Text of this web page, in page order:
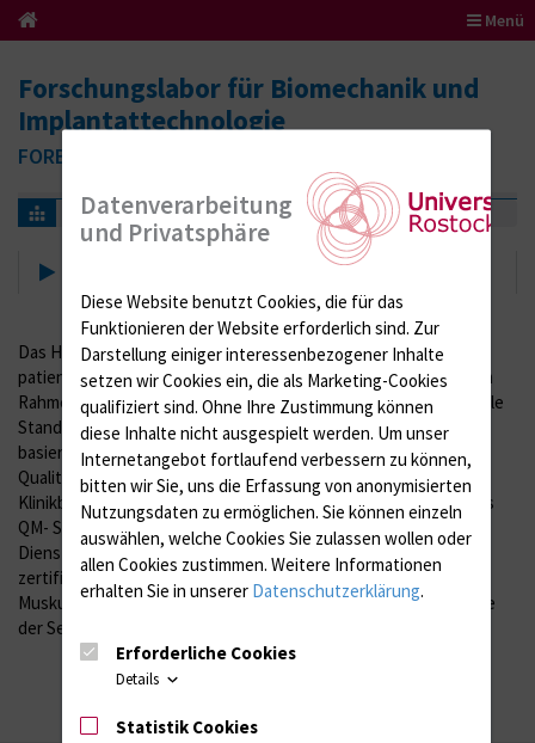
Menü
Forschungslabor für Biomechanik und
Implantattechnologie
FORBIOMIT | Orthopädische Klinik und Poliklinik
Über uns Qualitätsmanagement
Qualitätsmanagement
Das Hauptziel unserer Einrichtung ist die erfolgreiche
patientenorientierte Behandlung zum Wohle jedes Einzelnen im
Rahmen einer umfassenden Therapie. Basis dafür ist der aktuelle
Stand von Wissenschaft und Technik im Sinne der Evidenz
basierten Medizin unter Einhaltung aller erforderlichen
Qualitätskriterien. Speziell ernannte QM- Beauftragte aus allen
Klinikbereichen arbeiten kontinuierlich an der Verbesserung des
QM- Systems, um Patienten und Kunden mit einer fehlerfreien
Dienstleistung zu beliefern. Zudem ist das FORBIOMIT eine
zertifizierte Einrichtung im Forschnungsnetzwerk
Muskuloskelettale Biomechanik sowie Regenerative Orthopädie
der Sektion Grundlagenforschung der DGOU.
Datenverarbeitung
und Privatsphäre
Diese Website benutzt Cookies, die für das
Funktionieren der Website erforderlich sind. Zur
Darstellung einiger interessenbezogener Inhalte
setzen wir Cookies ein, die als Marketing-Cookies
qualifiziert sind. Ohne Ihre Zustimmung können
diese Inhalte nicht ausgespielt werden. Um unser
Internetangebot fortlaufend verbessern zu können,
bitten wir Sie, uns die Erfassung von anonymisierten
Nutzungsdaten zu ermöglichen. Sie können einzeln
auswählen, welche Cookies Sie zulassen wollen oder
allen Cookies zustimmen. Weitere Informationen
erhalten Sie in unserer Datenschutzerklärung.
Erforderliche Cookies
Details
Statistik Cookies